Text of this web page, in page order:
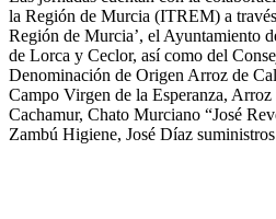
la Región de Murcia (ITREM) a
Región de Murcia’, el Ayuntamiento
de Lorca y Ceclor, así como del
Denominación de Origen Arroz de
Campo Virgen de la Esperanza, Arroz
Cachamur, Chato Murciano “José
Zambú Higiene, José Díaz